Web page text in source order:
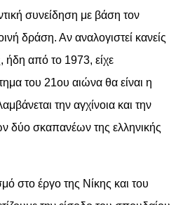
συνείδηση με βάση τον
δράση. Αν αναλογιστεί κανείς
ήδη από το 1973, είχε
του 21ου αιώνα θα είναι η
την αγχίνοια και την
δύο σκαπανέων της ελληνικής
στο έργο της Νίκης και του